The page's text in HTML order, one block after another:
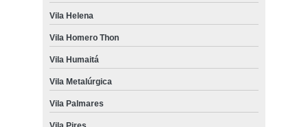
Vila Helena
Vila Homero Thon
Vila Humaitá
Vila Metalúrgica
Vila Palmares